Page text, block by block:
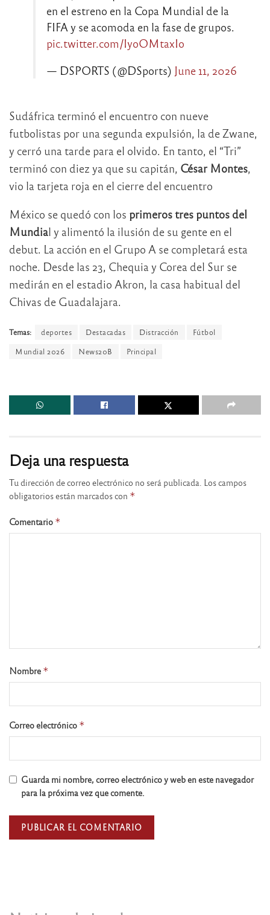
en el estreno en la Copa Mundial de la
FIFA y se acomoda en la fase de grupos.
pic.twitter.com/IyoOMtaxIo
— DSPORTS (@DSports) June 11, 2026
Sudáfrica terminó el encuentro con nueve
futbolistas por una segunda expulsión, la de Zwane,
y cerró una tarde para el olvido. En tanto, el “Tri”
terminó con diez ya que su capitán, César Montes,
vio la tarjeta roja en el cierre del encuentro
México se quedó con los primeros tres puntos del
Mundial y alimentó la ilusión de su gente en el
debut. La acción en el Grupo A se completará esta
noche. Desde las 23, Chequia y Corea del Sur se
medirán en el estadio Akron, la casa habitual del
Chivas de Guadalajara.
Temas: deportes Destacadas Distracción
Fútbol
Mundial 2026
News20B Principal
Deja una respuesta
Tu dirección de correo electrónico no será publicada. Los campos
obligatorios están marcados con *
Comentario *
Nombre *
Correo electrónico *
Guarda mi nombre, correo electrónico y web en este navegador
para la próxima vez que comente.